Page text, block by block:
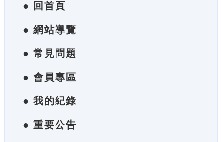
● 回首頁
● 網站導覽
● 常見問題
● 會員專區
● 我的紀錄
● 重要公告